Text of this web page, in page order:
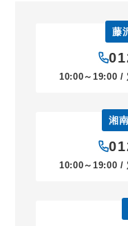
藤
10:00～19:00 /
湘
10:00～19:00 /